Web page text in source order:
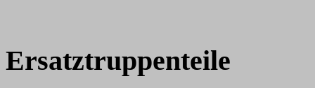
Ersatztruppenteile